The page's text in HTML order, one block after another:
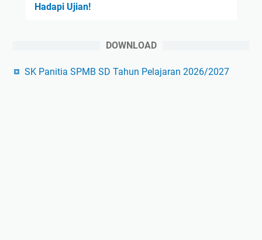
Hadapi Ujian!
DOWNLOAD
SK Panitia SPMB SD Tahun Pelajaran 2026/2027